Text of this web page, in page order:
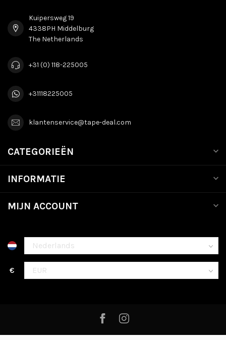
Kuipersweg 19
4338PH Middelburg
The Netherlands
+31 (0) 118-225005
+31118225005
klantenservice@tape-deal.com
CATEGORIEËN
INFORMATIE
MIJN ACCOUNT
€